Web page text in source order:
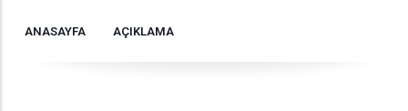
ANASAYFA AÇIKLAMA